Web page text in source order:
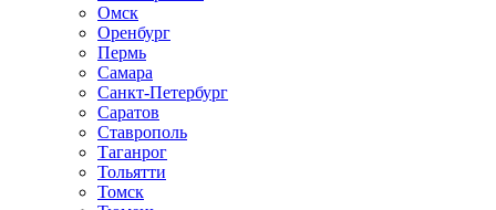
Омск
Оренбург
Пермь
Самара
Санкт-Петербург
Саратов
Ставрополь
Таганрог
Тольятти
Томск